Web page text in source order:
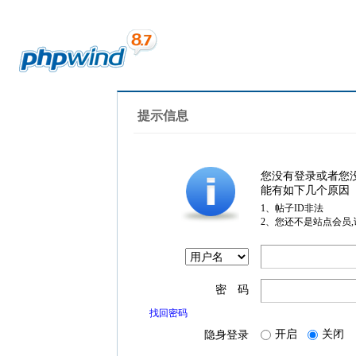
提示信息
您没有登录或者您
能有如下几个原因
1、帖子ID非法
2、您还不是站点会员
密 码
找回密码
隐身登录 开启 关闭